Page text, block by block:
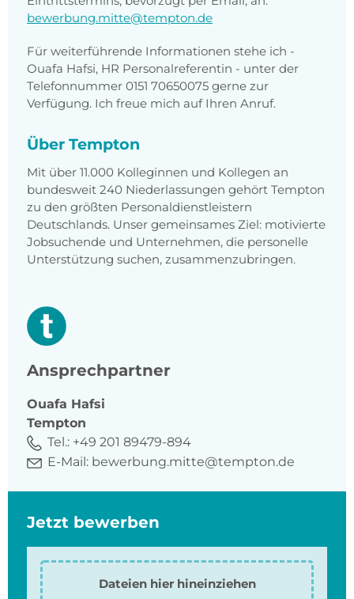
bewerbung.mitte@tempton.de
Für weiterführende Informationen stehe ich -
Ouafa Hafsi, HR Personalreferentin - unter der
Telefonnummer 0151 70650075 gerne zur
Verfügung. Ich freue mich auf Ihren Anruf.
Über Tempton
Mit über 11.000 Kolleginnen und Kollegen an
bundesweit 240 Niederlassungen gehört Tempton
zu den größten Personaldienstleistern
Deutschlands. Unser gemeinsames Ziel: motivierte
Jobsuchende und Unternehmen, die personelle
Unterstützung suchen, zusammenzubringen.
Ansprechpartner
Ouafa Hafsi
Tempton
Tel.: +49 201 89479-894
E-Mail: bewerbung.mitte@tempton.de
Jetzt bewerben
Dateien hier hineinziehen